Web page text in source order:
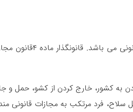
جرم حمل نمودن سلاح چه از نوع گرم و چه سرد، دارای یک عنصر یا ماده قانونی می
به کشور، خارج کردن از کشو، حمل و
فرد مرتکب به مجازات قانونی